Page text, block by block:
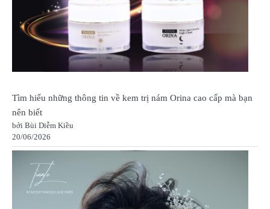
Tìm hiểu những thông tin về kem trị nám Orina cao cấp mà bạn
nên biết
bởi Bùi Diễm Kiều
20/06/2026